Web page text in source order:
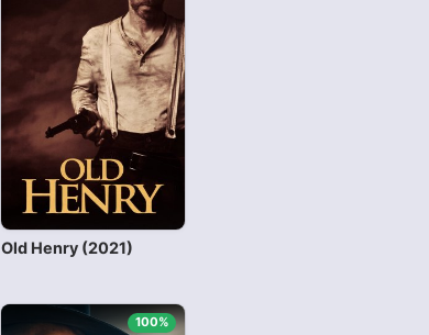
Old Henry (2021)
100%